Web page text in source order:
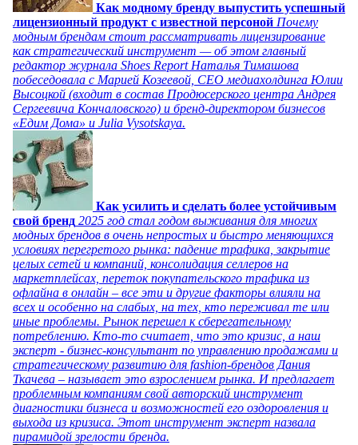
Как модному бренду выпустить успешный
лицензионный продукт с известной персоной Почему
модным брендам стоит рассматривать лицензирование
как стратегический инструмент — об этом главный
редактор журнала Shoes Report Наталья Тимашова
побеседовала с Марией Козеевой, СЕО медиахолдинга Юлии
Высоцкой (входит в состав Продюсерского центра Андрея
Сергеевича Кончаловского) и бренд-директором бизнесов
«Едим Дома» и Julia Vysotskaya.
Как усилить и сделать более устойчивым
свой бренд 2025 год стал годом выживания для многих
модных брендов в очень непростых и быстро меняющихся
условиях перегретого рынка: падение трафика, закрытие
целых сетей и компаний, консолидация селлеров на
маркетплейсах, переток покупательского трафика из
офлайна в онлайн – все эти и другие факторы влияли на
всех и особенно на слабых, на тех, кто переживал те или
иные проблемы. Рынок перешел к сберегательному
потреблению. Кто-то считает, что это кризис, а наш
эксперт - бизнес-консультант по управлению продажами и
стратегическому развитию для fashion-брендов Дания
Ткачева – называет это взрослением рынка. И предлагает
проблемным компаниям свой авторский инструмент
диагностики бизнеса и возможностей его оздоровления и
выхода из кризиса. Этот инструмент эксперт назвала
пирамидой зрелости бренда.